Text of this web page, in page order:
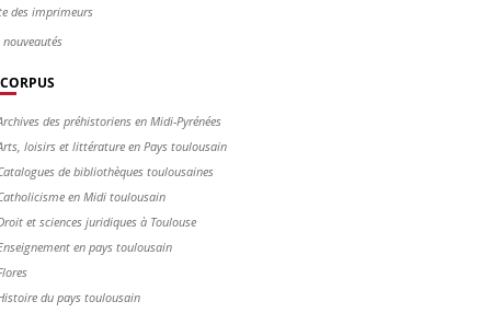
des imprimeurs
nouveautés
CORPUS
des préhistoriens en Midi-Pyrénées
loisirs et littérature en Pays toulousain
de bibliothèques toulousaines
en Midi toulousain
et sciences juridiques à Toulouse
en pays toulousain
du pays toulousain